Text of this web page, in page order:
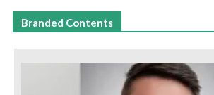
Branded Contents